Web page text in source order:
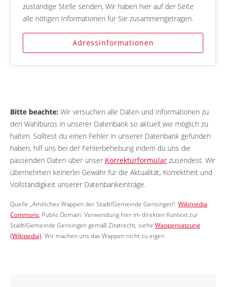
zuständige Stelle senden, Wir haben hier auf der Seite
alle nötigen Informationen für Sie zusammengetragen.
Adressinformationen
Bitte beachte: Wir versuchen alle Daten und Informationen zu
den Wahlbüros in unserer Datenbank so aktuell wie möglich zu
halten. Solltest du einen Fehler in unserer Datenbank gefunden
haben, hilf uns bei der Fehlerbehebung indem du uns die
passenden Daten über unser Korrekturformular zusendest. Wir
übernehmen keinerlei Gewähr für die Aktualität, Korrektheit und
Vollständigkeit unserer Datenbankeinträge.
Quelle „Amtliches Wappen der Stadt/Gemeinde Gensingen“: Wikimedia
Commons, Public Domain. Verwendung hier im direkten Kontext zur
Stadt/Gemeinde Gensingen gemäß Zitatrecht, siehe Wappensatzung
(Wikipedia). Wir machen uns das Wappen nicht zu eigen.